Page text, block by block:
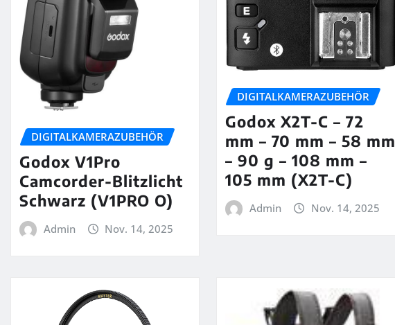
DIGITALKAMERAZUBEHÖR
Godox V1Pro
Camcorder-Blitzlicht
Schwarz (V1PRO O)
Admin Nov. 14, 2025
DIGITALKAMERAZUBEHÖR
Godox X2T-C – 72
mm – 70 mm – 58 mm
– 90 g – 108 mm –
105 mm (X2T-C)
Admin Nov. 14, 2025